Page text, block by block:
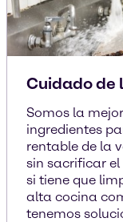
Cuidado de
Somos la
ingredientes
rentable de la
sin sacrificar
si tiene que
alta cocina
tenemos